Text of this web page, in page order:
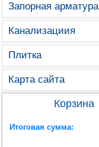
Запорная арматура
Канализациия
Плитка
Карта сайта
Корзина
Итоговая сумма: